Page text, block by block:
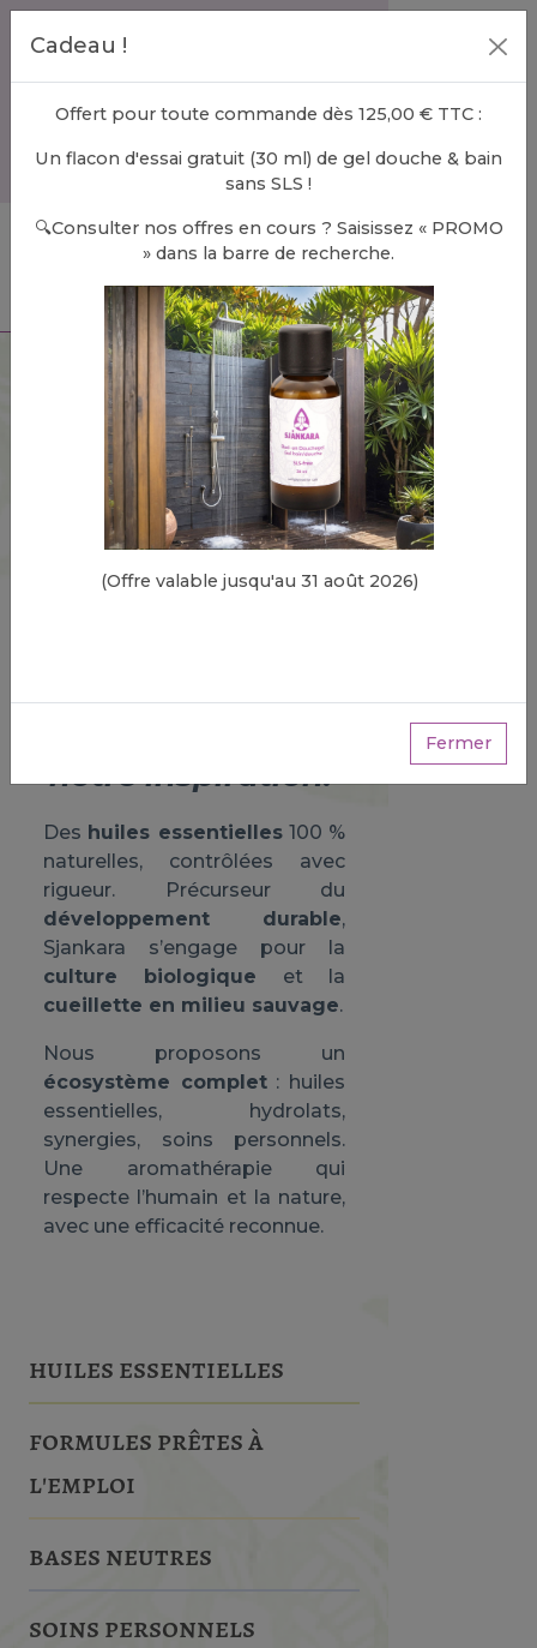
Inscrivez-vous en tant que :
professionnel
articles dans le panier
huiles essentielles
formules prêtes à
l'emploi
bases neutres
soins personnels
notre inspiration.’
Des huiles essentielles100 %
naturelles, contrôlées avec
rigueur. Précurseur du
développement durable,
Sjankara s’engage pour la
culture biologique et la
cueillette en milieu sauvage.
Nous proposons un
écosystème complet: huiles
essentielles, hydrolats,
synergies, soins personnels.
Une aromathérapie qui
respecte l’humain et la nature,
avec une efficacité reconnue.
Cadeau !
Offert pour toute commande dès 125,00 € TTC :
Un flacon d'essai gratuit (30 ml) de gel douche & bain
sans SLS !
🔍Consulter nos offres en cours ? Saisissez « PROMO
» dans la barre de recherche.
(Offre valable jusqu'au 31 août 2026)
Fermer